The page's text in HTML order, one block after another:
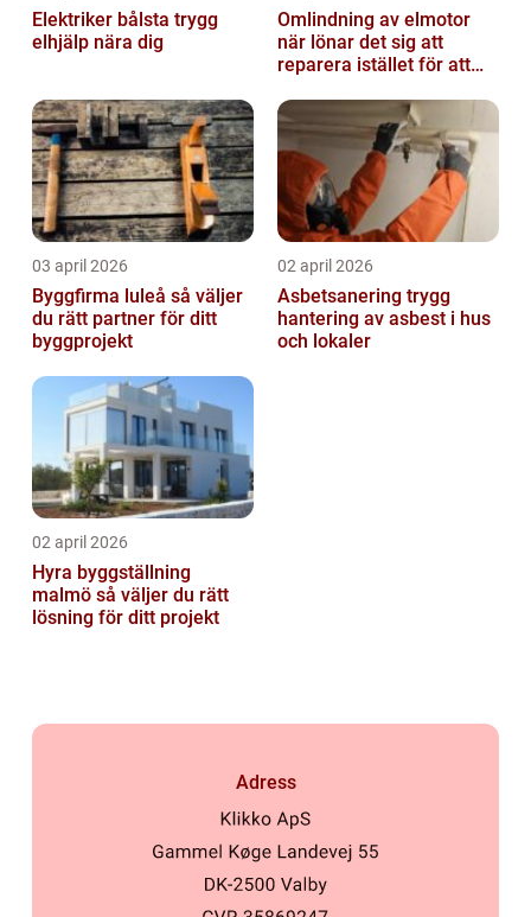
Elektriker bålsta trygg
elhjälp nära dig
Omlindning av elmotor
när lönar det sig att
reparera istället för att
03 april 2026
Byggfirma luleå så väljer
du rätt partner för ditt
byggprojekt
02 april 2026
Asbetsanering trygg
hantering av asbest i hus
och lokaler
02 april 2026
Hyra byggställning
malmö så väljer du rätt
lösning för ditt projekt
Adress